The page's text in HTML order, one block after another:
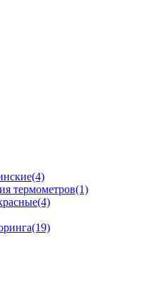
(4)
термометров(1)
(4)
(19)